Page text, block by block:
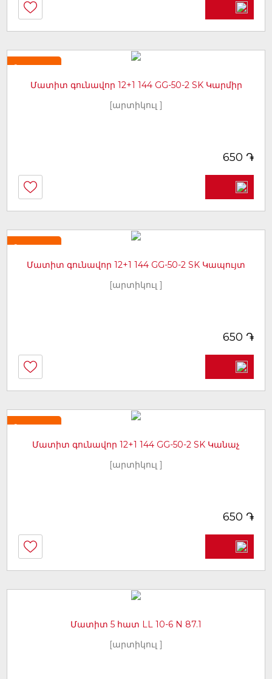
Նորույթ
Մատիտ գունավոր 12+1 144 GG-50-2 SK Կարմիր
[արտիկուլ ]
650 ֏
Նորույթ
Մատիտ գունավոր 12+1 144 GG-50-2 SK Կապույտ
[արտիկուլ ]
650 ֏
Նորույթ
Մատիտ գունավոր 12+1 144 GG-50-2 SK Կանաչ
[արտիկուլ ]
650 ֏
Մատիտ 5 հատ LL 10-6 N 87.1
[արտիկուլ ]